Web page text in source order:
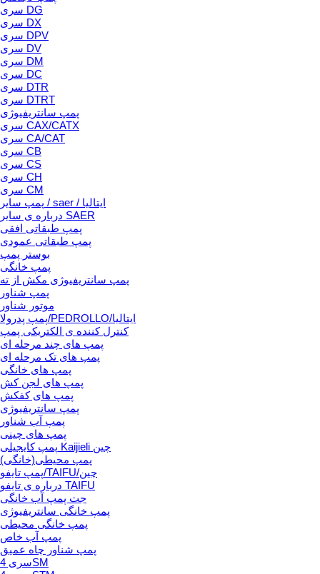
سری DG
سری DX
سری DPV
سری DV
سری DM
سری DC
سری DTR
سری DTRT
پمپ سانتریفیوژی
سری CAX/CATX
سری CA/CAT
سری CB
سری CS
سری CH
سری CM
پمپ سایر / saer / ایتالیا
درباره ی سایر SAER
پمپ طبقاتی افقی
پمپ طبقاتی عمودی
بوستر پمپ
پمپ خانگی
پمپ سانتریفیوژی مکش از ته
پمپ شناور
موتور شناور
پمپ پدرولا/PEDROLLO/ایتالیا
کنترل کننده ی الکتریکی پمپ
پمپ های چند مرحله ای
پمپ های تک مرحله ای
پمپ های خانگی
پمپ های لجن کش
پمپ های کفکش
پمپ سانتریفیوژی
پمپ آب شناور
پمپ های چینی
پمپ کایجیلی Kaijieli چین
پمپ محیطی(خانگی)
پمپ تایفو/TAIFU/چین
درباره ی تایفو TAIFU
جت پمپ آب خانگی
پمپ خانگی سانتریفیوژی
پمپ خانگی محیطی
پمپ آب خاص
پمپ شناور چاه عمیق
سری 4SM